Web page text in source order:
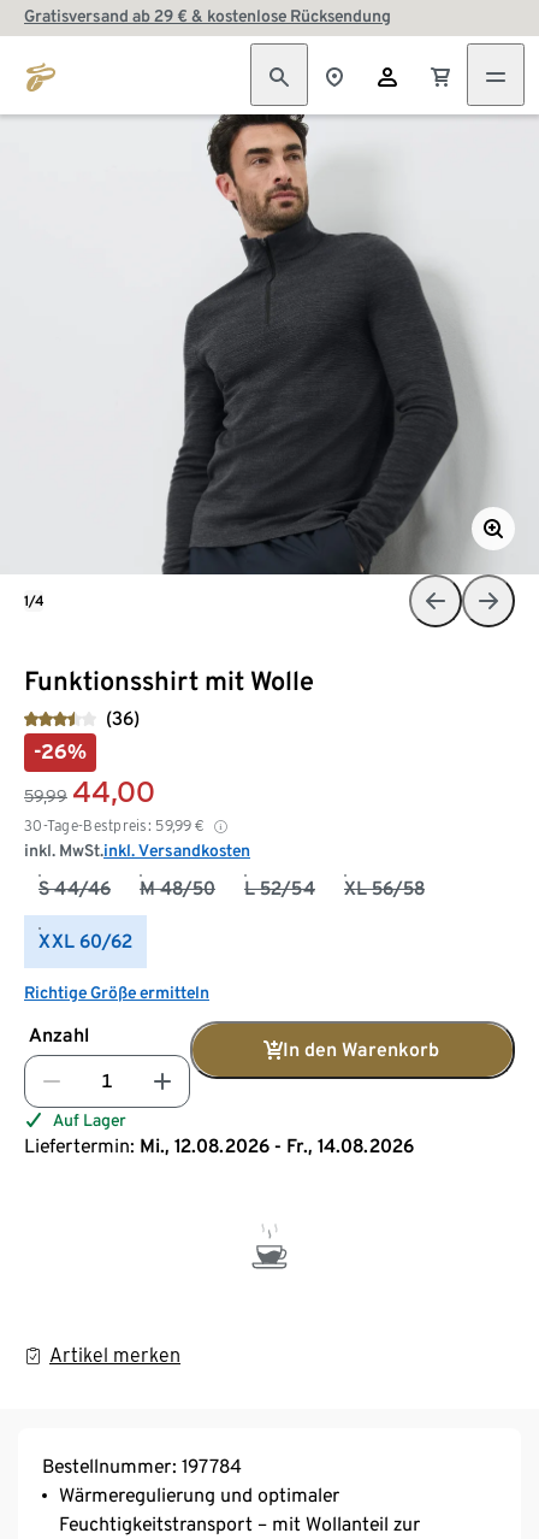
Gratisversand ab 29 € & kostenlose Rücksendung
Funktionsshirt mit Wolle
(36)
-26%
59,99 44,00
30-Tage-Bestpreis: 59,99 €
inkl. MwSt.inkl. Versandkosten
S 44/46 M 48/50 L 52/54 XL 56/58
XXL 60/62
Richtige Größe ermitteln
Anzahl
In den Warenkorb
Auf Lager
Liefertermin: Mi., 12.08.2026 - Fr., 14.08.2026
Artikel merken
1/4
Bestellnummer: 197784
Wärmeregulierung und optimaler
Feuchtigkeitstransport – mit Wollanteil zur